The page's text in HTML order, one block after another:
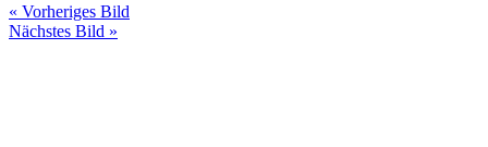
« Vorheriges Bild
Nächstes Bild »